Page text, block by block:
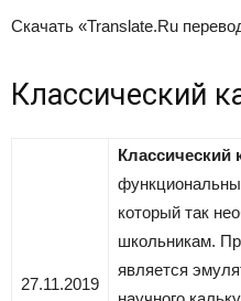
Скачать «Translate.Ru
Классический
27.11.2019
Классический
который так
школьникам.
является